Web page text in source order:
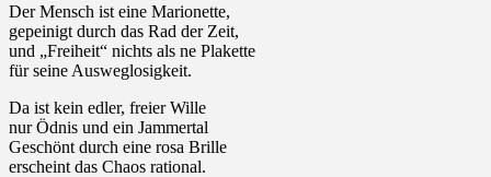
Der Mensch ist eine Marionette,
gepeinigt durch das Rad der Zeit,
und „Freiheit“ nichts als ne Plakette
für seine Ausweglosigkeit.
Da ist kein edler, freier Wille
nur Ödnis und ein Jammertal
Geschönt durch eine rosa Brille
erscheint das Chaos rational.